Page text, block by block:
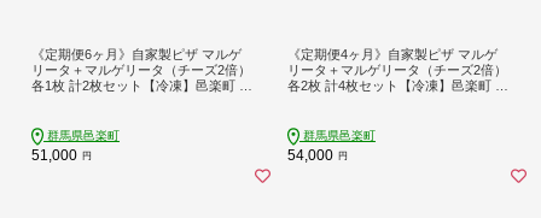
《定期便6ヶ月》自家製ピザ マルゲ
リータ＋マルゲリータ（チーズ2倍）
各1枚 計2枚セット【冷凍】邑楽町 る
群馬県邑楽町
51,000 円
《定期便4ヶ月》自家製ピザ マルゲ
リータ＋マルゲリータ（チーズ2倍）
各2枚 計4枚セット【冷凍】邑楽町 る
群馬県邑楽町
54,000 円